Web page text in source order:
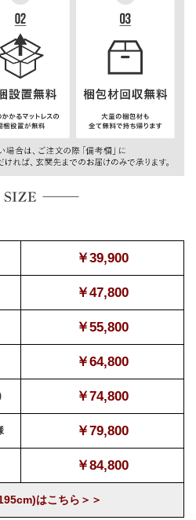
￥39,900
￥47,800
￥55,800
￥64,800
￥74,800
￥79,800
￥84,800
はこちら＞＞